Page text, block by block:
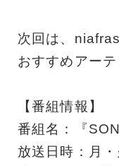
次回は、
おすすめアー
【番組情報】
番組名：『
放送日時：月